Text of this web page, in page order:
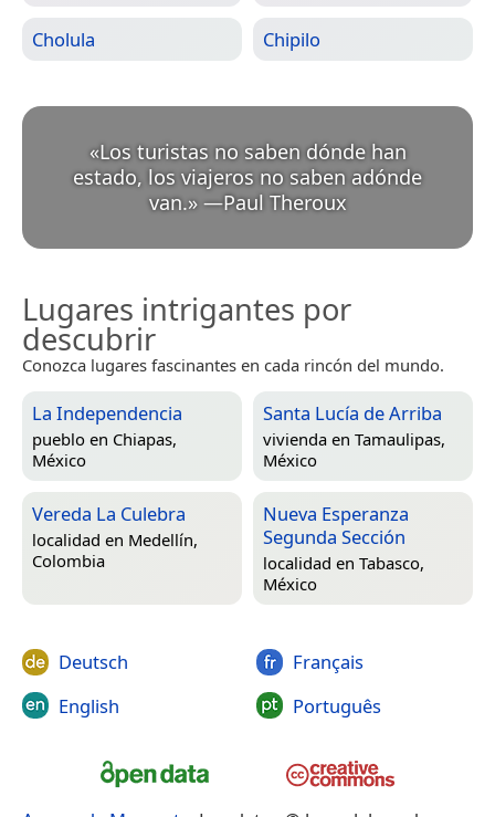
Cholula Chipilo
«Los turistas no saben dónde han
estado, los viajeros no saben adónde
van.» —Paul Theroux
Lugares intrigantes por
descubrir
Conozca lugares fascinantes en cada rincón del mundo.
La Independencia
pueblo en Chiapas,
México
Santa Lucía de Arriba
vivienda en Tamaulipas,
México
Vereda La Culebra
localidad en Medellín,
Colombia
Nueva Esperanza
Segunda Sección
localidad en Tabasco,
México
Deutsch
English
Français
Português